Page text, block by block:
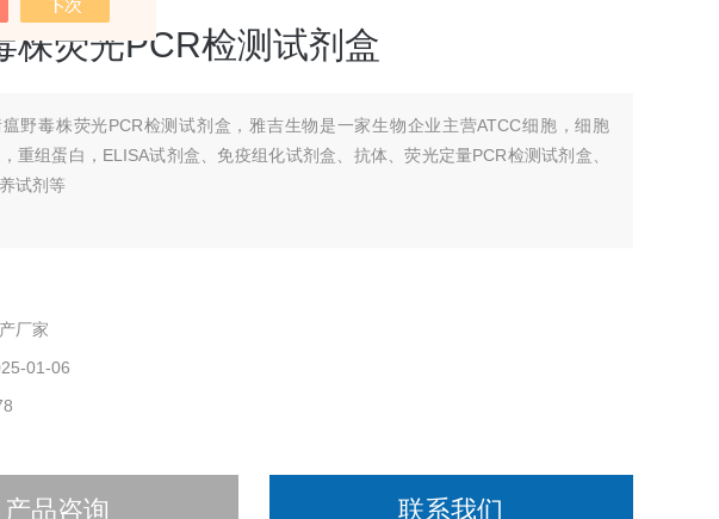
株荧光PCR检测试剂盒
瘟野毒株荧光PCR检测试剂盒，雅吉生物是一家生物企业主营ATCC细胞，细胞
重组蛋白，ELISA试剂盒、免疫组化试剂盒、抗体、荧光定量PCR检测试剂盒、
试剂等
厂家
01-06
产品咨询 联系我们